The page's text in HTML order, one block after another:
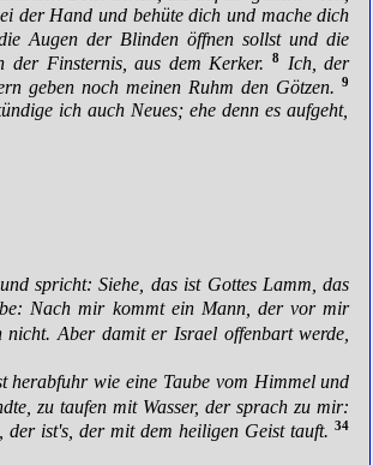
der Hand und behüte dich und mache dich
Augen der Blinden öffnen sollst und die
der Finsternis, aus dem Kerker.8 Ich, der
geben noch meinen Ruhm den Götzen.9
ich auch Neues; ehe denn es aufgeht,
spricht: Siehe, das ist Gottes Lamm, das
Nach mir kommt ein Mann, der vor mir
Aber damit er Israel offenbart werde,
herabfuhr wie eine Taube vom Himmel und
zu taufen mit Wasser, der sprach zu mir:
ist's, der mit dem heiligen Geist tauft. 34